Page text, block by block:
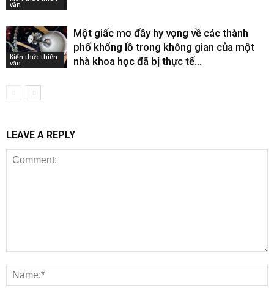
văn
Kiến thức thiên
văn
Một giấc mơ đầy hy vọng về các thành
phố khổng lồ trong không gian của một
nhà khoa học đã bị thực tế...
LEAVE A REPLY